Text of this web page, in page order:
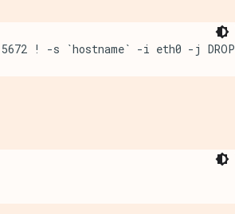
! -s `hostname` -i eth0 -j DROP